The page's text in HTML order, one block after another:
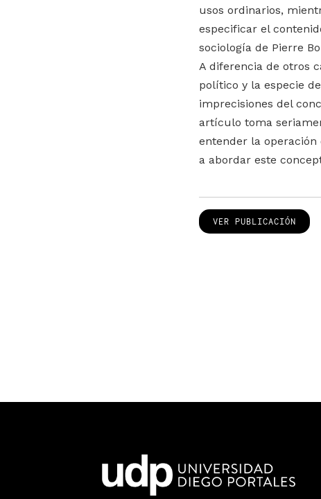
usos ordinarios,
especificar el
sociología de Pierre
A diferencia de otros
político y la especie
imprecisiones del
artículo toma
entender la operación
a abordar este
VER PUBLICACIÓN